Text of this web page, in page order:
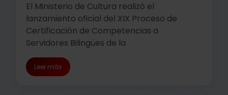
El Ministerio de Cultura realizó el
lanzamiento oficial del XIX Proceso de
Certificación de Competencias a
Servidores Bilingües de la
Leer más